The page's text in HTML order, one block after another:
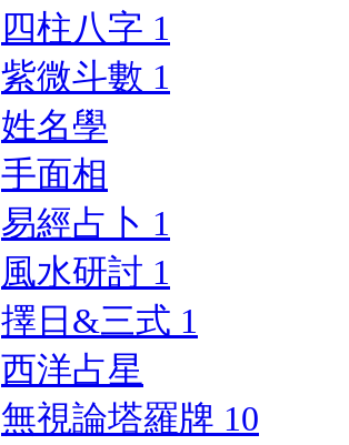
四柱八字 1
紫微斗數 1
姓名學
手面相
易經占卜 1
風水研討 1
擇日&三式 1
西洋占星
無視論塔羅牌 10